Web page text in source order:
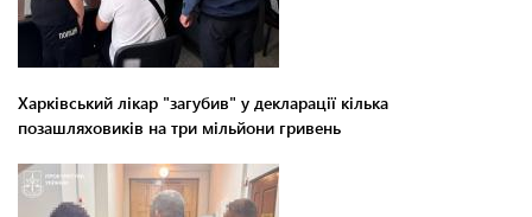
Харківський лікар "загубив" у декларації кілька
позашляховиків на три мільйони гривень